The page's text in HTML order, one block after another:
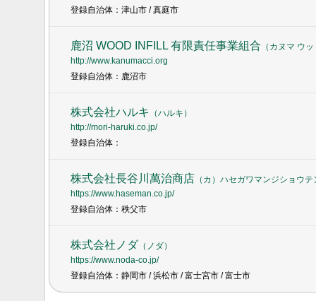
登録自治体：津山市 / 真庭市
鹿沼 WOOD INFILL 有限責任事業組合 （ カヌマ ウ
http://www.kanumacci.org
登録自治体：鹿沼市
株式会社ハルキ （ハルキ ）
http://mori-haruki.co.jp/
登録自治体：
株式会社長谷川萬治商店 （ カ）ハセガワマンジショウテ
https://www.haseman.co.jp/
登録自治体：秩父市
株式会社ノダ （ ノダ）
https://www.noda-co.jp/
登録自治体：静岡市 / 浜松市 / 富士宮市 / 富士市